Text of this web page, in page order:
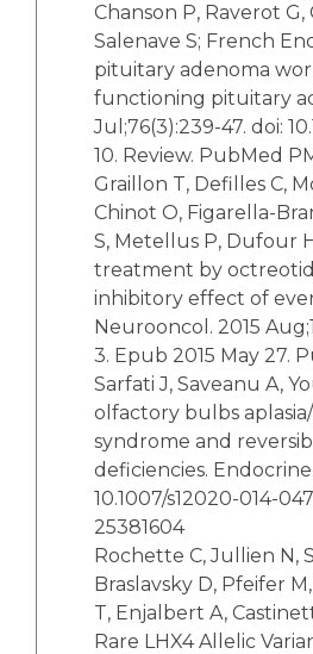
Chanson P, Raverot
Salenave S; French
pituitary adenoma
functioning pituitary
Jul;76(3):239-47. doi:
10. Review. PubMed
Graillon T, Defilles C,
Chinot O, Figarella-
S, Metellus P, Dufour
treatment by
inhibitory effect of
Neurooncol. 2015
3. Epub 2015 May 27.
Sarfati J, Saveanu A,
olfactory bulbs
syndrome and
deficiencies.
10.1007/s12020-014-
25381604
Rochette C, Jullien N,
Braslavsky D, Pfeifer
T, Enjalbert A,
Rare LHX4 Allelic